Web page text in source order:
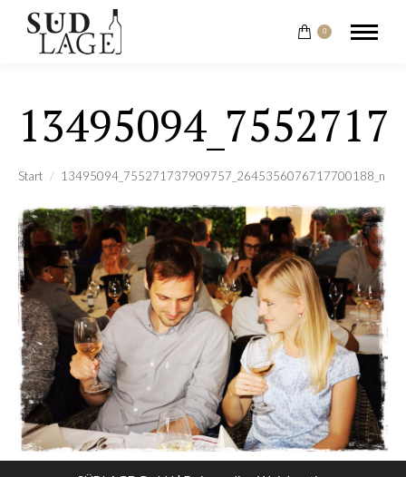
0
Start 13495094_755271737909757_2645356076717700188_n